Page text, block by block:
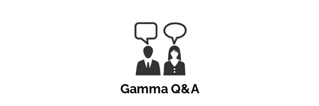
Gamma Q&A